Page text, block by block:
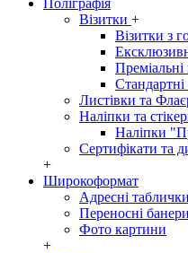
Візитки +
Візитки з
Преміальні
Стандартні
Листівки та
Наліпки та
Наліпки
Сертифікати та
+
Широкоформат
Адресні таблички
Переносні банери
Фото картини
+